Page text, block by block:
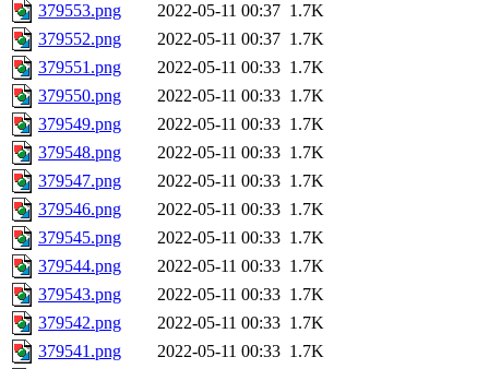
379553.png
2022-05-11 00:37 1.7K
379552.png
2022-05-11 00:37 1.7K
379551.png
2022-05-11 00:33 1.7K
379550.png
2022-05-11 00:33 1.7K
379549.png
2022-05-11 00:33 1.7K
379548.png
2022-05-11 00:33 1.7K
379547.png
2022-05-11 00:33 1.7K
379546.png
2022-05-11 00:33 1.7K
379545.png
2022-05-11 00:33 1.7K
379544.png
2022-05-11 00:33 1.7K
379543.png
2022-05-11 00:33 1.7K
379542.png
2022-05-11 00:33 1.7K
379541.png
2022-05-11 00:33 1.7K